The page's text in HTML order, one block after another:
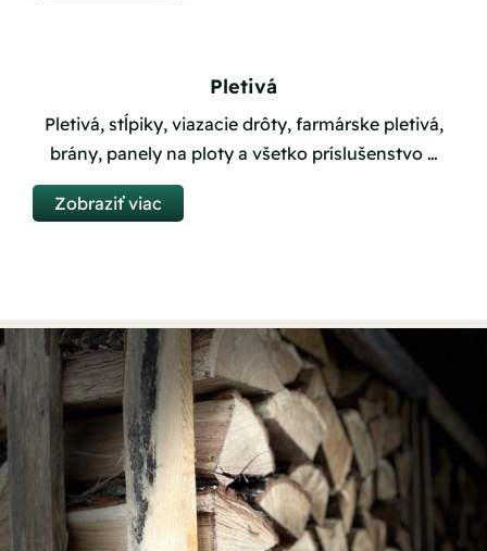
Pletivá
Pletivá, stĺpiky, viazacie drôty, farmárske pletivá,
brány, panely na ploty a všetko príslušenstvo …
Zobraziť viac